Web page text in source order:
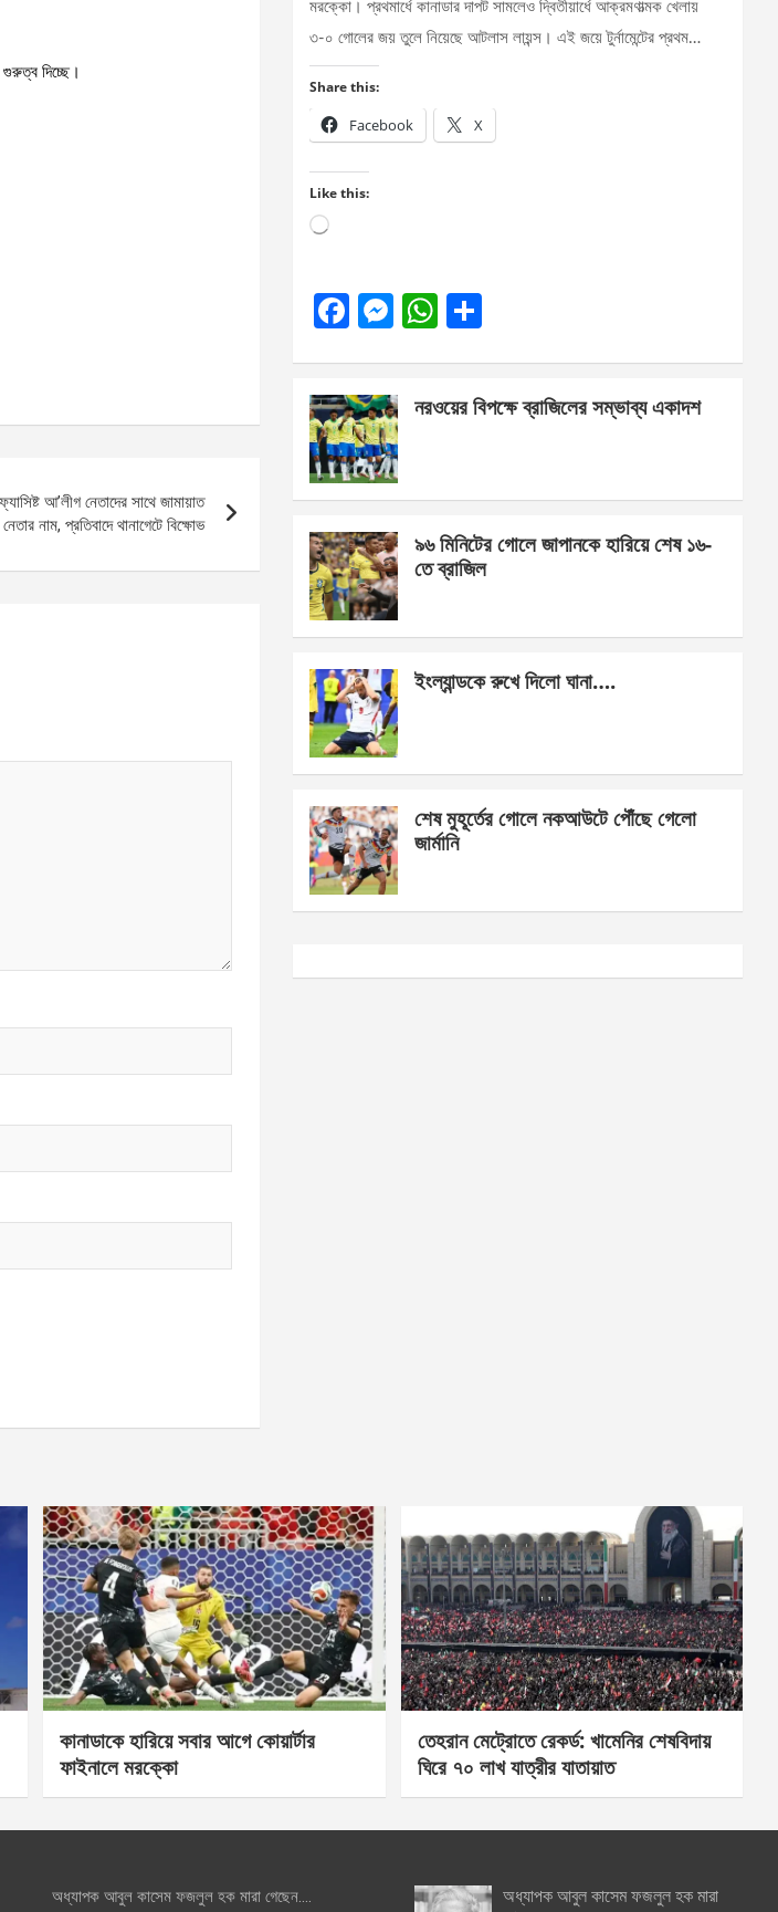
গুরুত্ব দিচ্ছে।
আ’লীগ নেতাদের সাথে জামায়াত
নেতার নাম, প্রতিবাদে থানাগেটে বিক্ষোভ
মরক্কো। প্রথমার্ধে কানাডার দাপট সামলেও দ্বিতীয়ার্ধে আক্রমণাত্মক খেলায়
৩-০ গোলের জয় তুলে নিয়েছে আটলাস লায়ন্স। এই জয়ে টুর্নামেন্টের প্রথম…
Share this:
Facebook X
Like this:
Loading…
F
b
o
o
k
M
n
g
er
W
s
e
নরওয়ের বিপক্ষে ব্রাজিলের সম্ভাব্য একাদশ
৯৬ মিনিটের গোলে জাপানকে হারিয়ে শেষ ১৬-
তে ব্রাজিল
ইংল্যান্ডকে রুখে দিলো ঘানা….
শেষ মুহূর্তের গোলে নকআউটে পৌঁছে গেলো
জার্মানি
কানাডাকে হারিয়ে সবার আগে কোয়ার্টার
ফাইনালে মরক্কো
তেহরান মেট্রোতে রেকর্ড: খামেনির শেষবিদায়
ঘিরে ৭০ লাখ যাত্রীর যাতায়াত
অধ্যাপক আবুল কাসেম ফজলুল হক মারা গেছেন….
অধ্যাপক আবুল কাসেম ফজলুল হক মারা